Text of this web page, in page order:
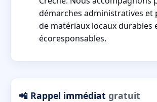
démarches administratives et
de matériaux locaux durables
écoresponsables.
📲 Rappel immédiat gratuit